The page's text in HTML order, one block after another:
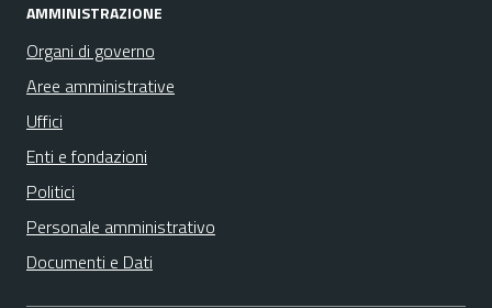
AMMINISTRAZIONE
Organi di governo
Aree amministrative
Uffici
Enti e fondazioni
Politici
Personale amministrativo
Documenti e Dati